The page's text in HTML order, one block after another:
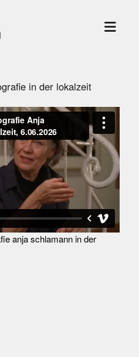
Menü
in der lokalzeit
anja schlamann in der